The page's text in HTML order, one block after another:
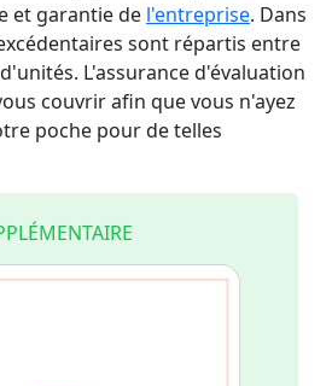
et garantie de l'entreprise. Dans
sont répartis entre
L'assurance d'évaluation
couvrir afin que vous n'ayez
poche pour de telles